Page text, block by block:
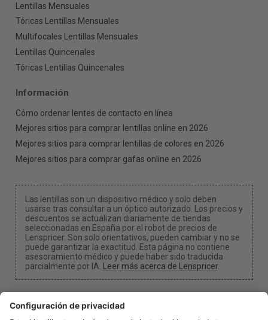
Lentillas Mensuales
Tóricas Lentillas Mensuales
Multifocales Lentillas Mensuales
Lentillas Quincenales
Tóricas Lentillas Quincenales
Información
Cómo ordenar lentes de contacto en línea
Mejores sitios para comprar lentillas online en 2026
Mejores sitios para comprar lentillas de colores en 2026
Mejores sitios para comprar gafas online en 2026
Las lentillas son un dispositivo médico y solo deben
usarse tras consultar a un óptico autorizado. Los precios y
descuentos se actualizan diariamente de tiendas
seleccionadas en España por el robot de precios de
Lenspricer. Son solo orientativos, pueden cambiar y no se
puede garantizar la exactitud. Esta página no contiene
asesoramiento médico y puede haber sido traducida
parcialmente por IA.
Leer más acerca de Lenspricer.